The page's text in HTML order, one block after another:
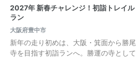
2027年 新春チャレンジ！初詣トレイル
ラン
大阪府豊中市
新年の走り初めは、大阪・箕面から勝尾
寺を目指す初詣ランへ。勝運の寺として